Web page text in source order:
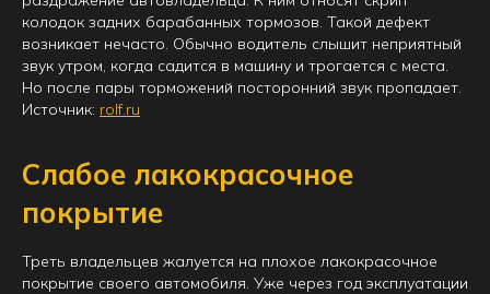
колодок задних барабанных тормозов. Такой дефект
возникает нечасто. Обычно водитель слышит неприятный
звук утром, когда садится в машину и трогается с места.
Но после пары торможений посторонний звук пропадает.
Источник: rolf.ru
Слабое лакокрасочное
покрытие
Треть владельцев жалуется на плохое лакокрасочное
покрытие своего автомобиля. Уже через год эксплуатации